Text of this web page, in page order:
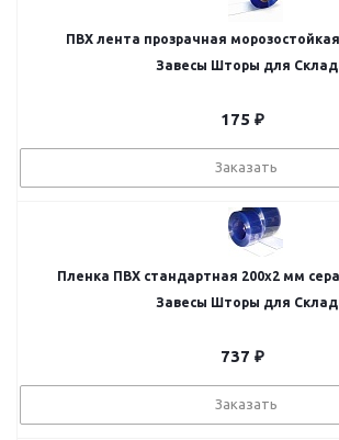
ПВХ лента прозрачная
Завесы Шторы для
175 ₽
Заказать
Пленка ПВХ стандартная 200х2 мм
Завесы Шторы для
737 ₽
Заказать